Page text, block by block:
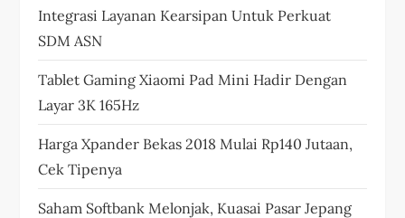
Integrasi Layanan Kearsipan Untuk Perkuat
SDM ASN
Tablet Gaming Xiaomi Pad Mini Hadir Dengan
Layar 3K 165Hz
Harga Xpander Bekas 2018 Mulai Rp140 Jutaan,
Cek Tipenya
Saham Softbank Melonjak, Kuasai Pasar Jepang